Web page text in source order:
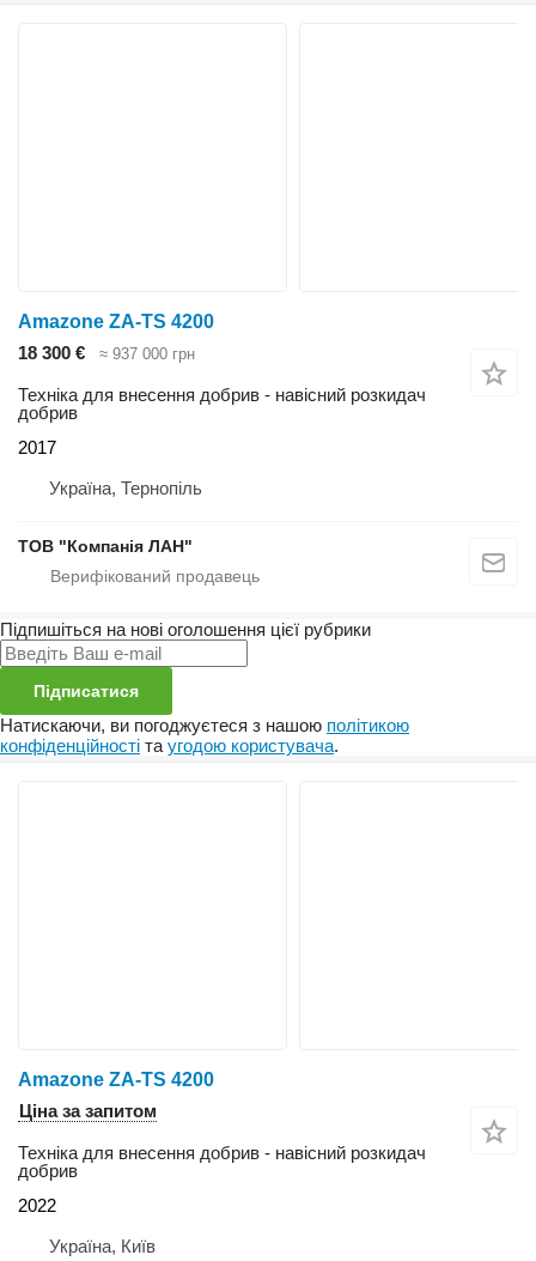
Amazone ZA-TS 4200
18 300 €
≈ 937 000 грн
Техніка для внесення добрив - навісний розкидач
добрив
2017
Україна, Тернопіль
ТОВ "Компанія ЛАН"
Підпишіться на нові оголошення цієї рубрики
Підписатися
Натискаючи, ви погоджуєтеся з нашою політикою
конфіденційності та угодою користувача.
Amazone ZA-TS 4200
Ціна за запитом
Техніка для внесення добрив - навісний розкидач
добрив
2022
Україна, Київ